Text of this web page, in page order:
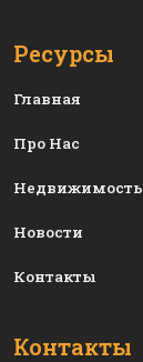
Ресурсы
Главная
Про Нас
Недвижимость
Новости
Контакты
Контакты